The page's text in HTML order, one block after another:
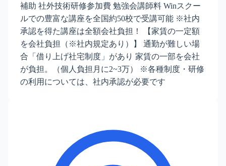
補助 社外技術研修参加費 勉強会講師料 Winスクー
ルでの豊富な講座を全国約50校で受講可能 ※社内
承認を得た講座は全額会社負担！ 【家賃の一定額
を会社負担（※社内規定あり）】 通勤が難しい場
合「借り上げ社宅制度」があり 家賃の一部を会社
が負担。（個人負担月に2~3万） ※各種制度・研修
の利用については、社内承認が必要です